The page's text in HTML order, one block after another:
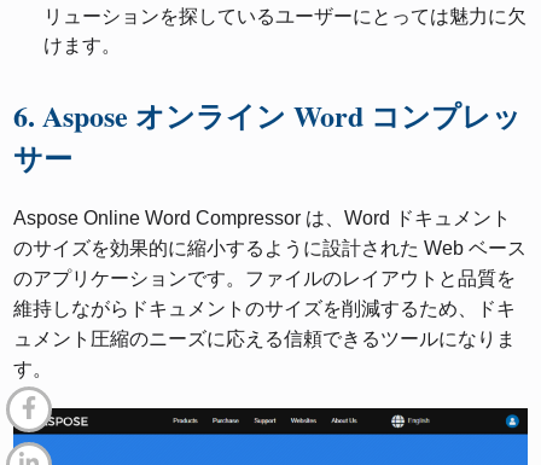
リューションを探しているユーザーにとっては魅力に欠
けます。
6. Aspose オンライン Word コンプレッ
サー
Aspose Online Word Compressor は、Word ドキュメント
のサイズを効果的に縮小するように設計された Web ベース
のアプリケーションです。ファイルのレイアウトと品質を
維持しながらドキュメントのサイズを削減するため、ドキ
ュメント圧縮のニーズに応える信頼できるツールになりま
す。